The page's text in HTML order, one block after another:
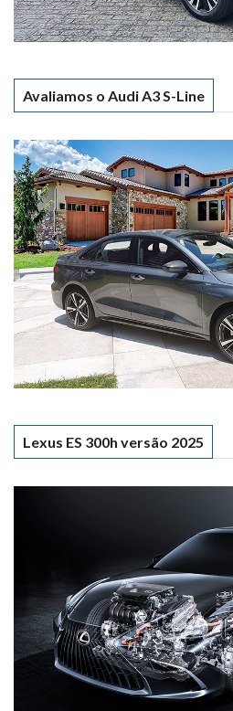
Avaliamos o Audi A3 S-Line
Lexus ES 300h versão 2025